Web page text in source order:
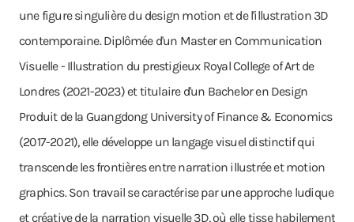
une figure singulière du design motion et de l'illustration 3D
contemporaine. Diplômée d'un Master en Communication
Visuelle - Illustration du prestigieux Royal College of Art de
Londres (2021-2023) et titulaire d'un Bachelor en Design
Produit de la Guangdong University of Finance & Economics
(2017-2021), elle développe un langage visuel distinctif qui
transcende les frontières entre narration illustrée et motion
graphics. Son travail se caractérise par une approche ludique
et créative de la narration visuelle 3D, où elle tisse habilement